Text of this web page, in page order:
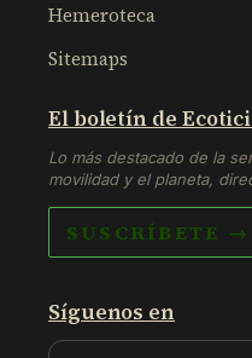
Hemeroteca
Sitemaps
El boletín de
Lo más destacado de la
movilidad y el planeta,
SUSCRÍBETE →
Síguenos en